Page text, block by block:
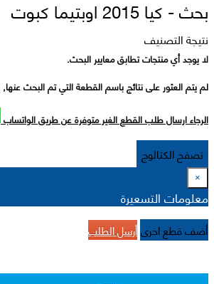
بحث - كيا 2015 اوبتيما كبوت
نتيجة التصنيف
لا يوجد أي منتجات تطابق معايير البحث.
لم يتم العثور على نتائج باسم القطعة التي تم البحث
الرجاء ارسال طلب القطع الغير متوفرة عن طريق الواتساب
تصفح الكتالوج
×
معلومات التسعيرة
أضف قطع اخرىأرسل الطلب